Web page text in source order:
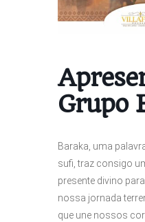
Grupo
Baraka, uma
sufi, traz consigo
presente divino
nossa jornada
que une nossos